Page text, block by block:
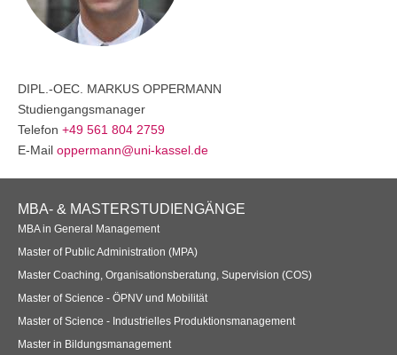
Anmelden Übersicht
Anmelden
Übersicht
Organisation, Wettbewerb und Recht im ÖPNV
Übersicht
Betrieb, Technik und Verkehrsmanagement des ÖPNV
Übersicht
DIPL.-OEC. MARKUS OPPERMANN
Studiengangsmanager
Telefon +49 561 804 2759
E-Mail oppermann@uni-kassel.de
Footer
Navigation
MBA- & MASTERSTUDIENGÄNGE
MBA in General Management
Master of Public Administration (MPA)
Master Coaching, Organisationsberatung, Supervision (COS)
Master of Science - ÖPNV und Mobilität
Master of Science - Industrielles Produktionsmanagement
Master in Bildungsmanagement